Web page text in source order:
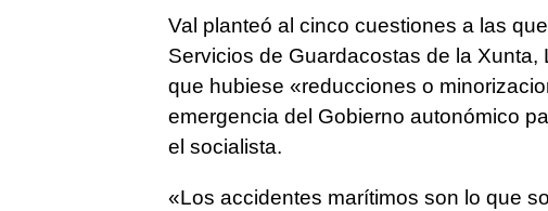
Val planteó al cinco cuestiones a las
Servicios de Guardacostas de la
que hubiese «reducciones o
emergencia del Gobierno autonómico
el socialista.
«Los accidentes marítimos son lo que